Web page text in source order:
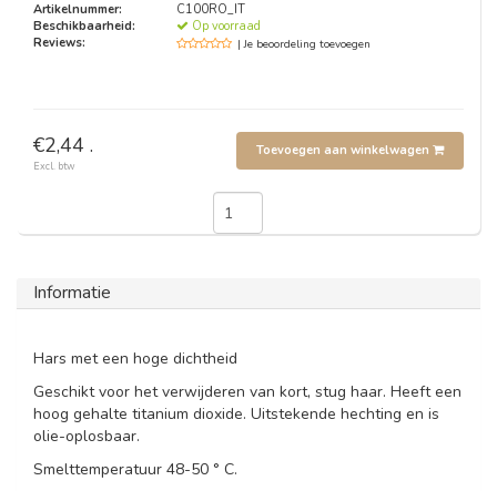
Artikelnummer:
C100RO_IT
Beschikbaarheid:
Op voorraad
Reviews:
| Je beoordeling toevoegen
€2,44 .
Excl. btw
Toevoegen aan winkelwagen
Informatie
Hars met een hoge dichtheid
Geschikt voor het verwijderen van kort, stug haar. Heeft een
hoog gehalte titanium dioxide. Uitstekende hechting en is
olie-oplosbaar.
Smelttemperatuur 48-50 ° C.